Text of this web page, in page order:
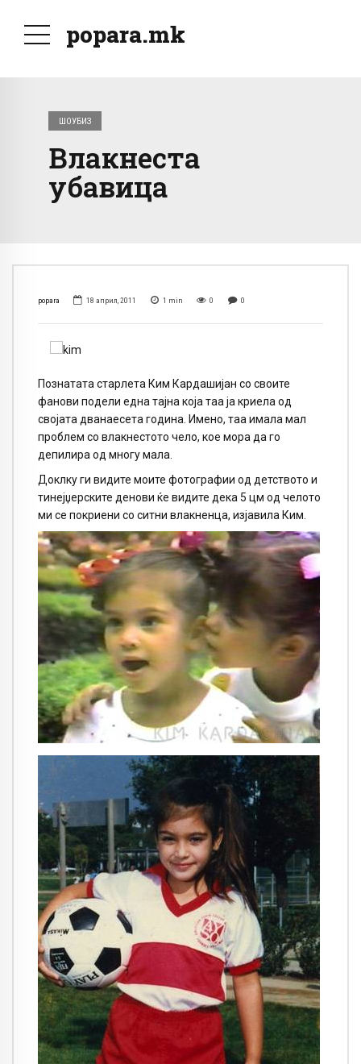
popara.mk
ШОУБИЗ
Влакнеста
убавица
popara 18 април, 2011 1 min 0 0
Познатата старлета Ким Кардашијан со своите
фанови подели една тајна која таа ја криела од
својата дванаесета година. Имено, таа имала мал
проблем со влакнестото чело, кое мора да го
депилира од многу мала.
Доклку ги видите моите фотографии од детството и
тинејџерските денови ќе видите дека 5 цм од челото
ми се покриени со ситни влакненца, изјавила Ким.